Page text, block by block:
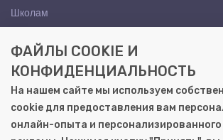
Школам
КОНТАКТЫ
Саратов, ул. Осипова, 10А
+7 (8452) 72-65-65
gemera@moya-kniga.ru
ФАЙЛЫ COOKIE И
КОНФИДЕНЦИАЛЬНОСТЬ
На нашем сайте мы используем
cookie для предоставления вам
онлайн-опыта и